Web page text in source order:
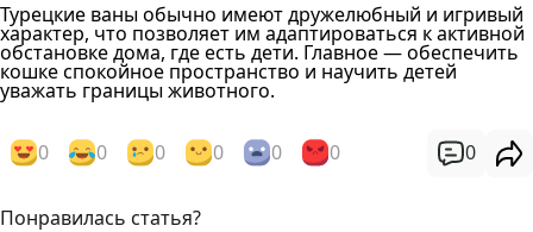
Турецкие ваны обычно имеют дружелюбный и игривый
характер, что позволяет им адаптироваться к активной
обстановке дома, где есть дети. Главное — обеспечить
кошке спокойное пространство и научить детей
уважать границы животного.
0 0 0 0 0 0 0
Понравилась статья?